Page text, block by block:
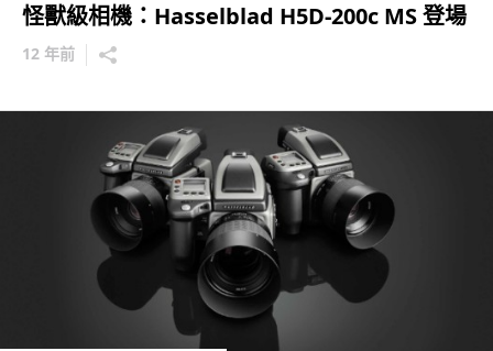
怪獸級相機：Hasselblad H5D-200c MS 登場
12 年前